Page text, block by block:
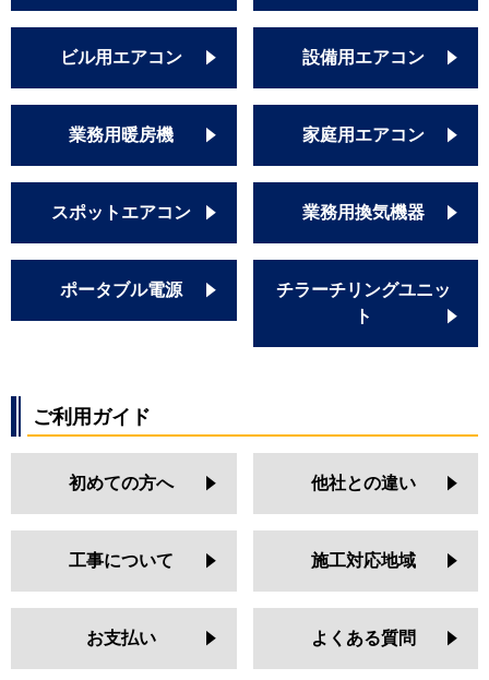
ビル用エアコン 設備用エアコン
業務用暖房機 家庭用エアコン
スポットエアコン 業務用換気機器
ポータブル電源
チラーチリングユニッ
ト
ご利用ガイド
初めての方へ 他社との違い
工事について 施工対応地域
お支払い よくある質問